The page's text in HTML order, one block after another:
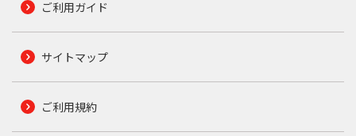
ご利用ガイド
サイトマップ
ご利用規約